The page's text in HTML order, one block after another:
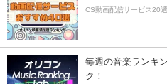
CS動画配信サービス20選
毎週の音楽ランキ
ク！